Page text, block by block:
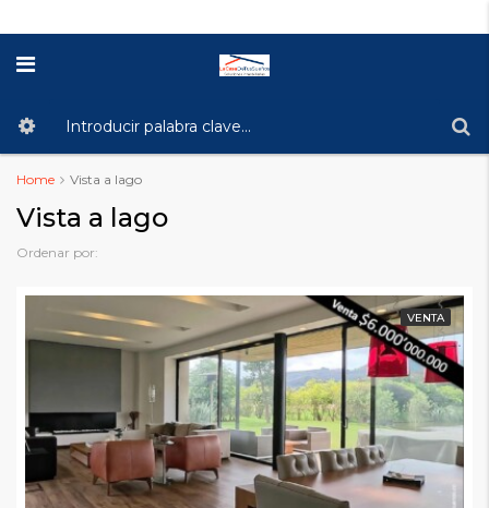
Home Vista a lago
Vista a lago
Ordenar por:
VENTA